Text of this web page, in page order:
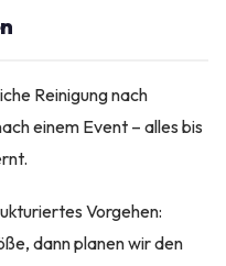
Reinigung nach
einem Event – alles bis
Vorgehen:
dann planen wir den